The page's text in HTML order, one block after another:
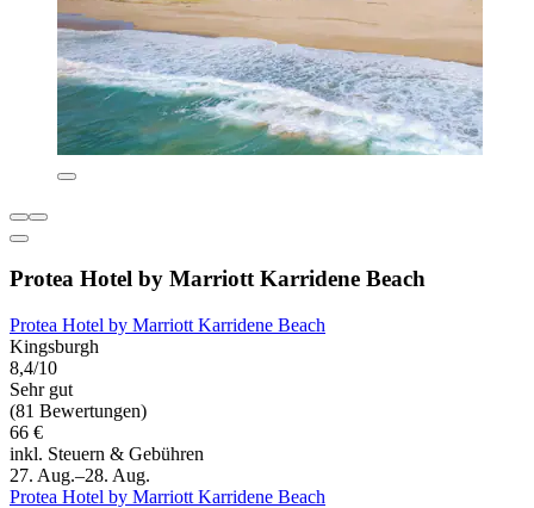
Protea Hotel by Marriott Karridene Beach
Protea Hotel by Marriott Karridene Beach
Kingsburgh
8,4/10
Sehr gut
(81 Bewertungen)
66 €
inkl. Steuern & Gebühren
27. Aug.–28. Aug.
Protea Hotel by Marriott Karridene Beach